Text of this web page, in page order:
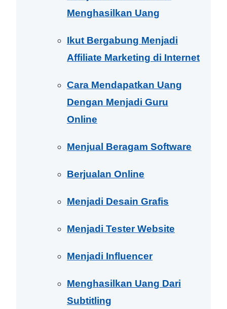
Menghasilkan Uang
Ikut Bergabung Menjadi
Affiliate Marketing di Internet
Cara Mendapatkan Uang
Dengan Menjadi Guru
Online
Menjual Beragam Software
Berjualan Online
Menjadi Desain Grafis
Menjadi Tester Website
Menjadi Influencer
Menghasilkan Uang Dari
Subtitling